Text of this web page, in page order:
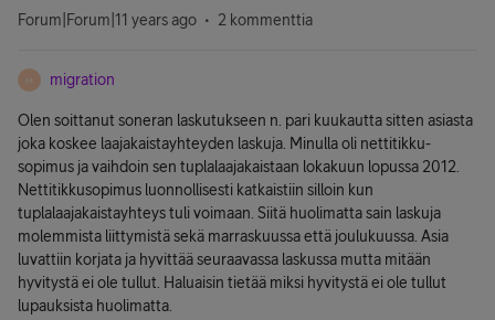
Forum|Forum|11 years ago 2 kommenttia
M migration
Olen soittanut soneran laskutukseen n. pari kuukautta sitten asiasta
joka koskee laajakaistayhteyden laskuja. Minulla oli nettitikku-
sopimus ja vaihdoin sen tuplalaajakaistaan lokakuun lopussa 2012.
Nettitikkusopimus luonnollisesti katkaistiin silloin kun
tuplalaajakaistayhteys tuli voimaan. Siitä huolimatta sain laskuja
molemmista liittymistä sekä marraskuussa että joulukuussa. Asia
luvattiin korjata ja hyvittää seuraavassa laskussa mutta mitään
hyvitystä ei ole tullut. Haluaisin tietää miksi hyvitystä ei ole tullut
lupauksista huolimatta.